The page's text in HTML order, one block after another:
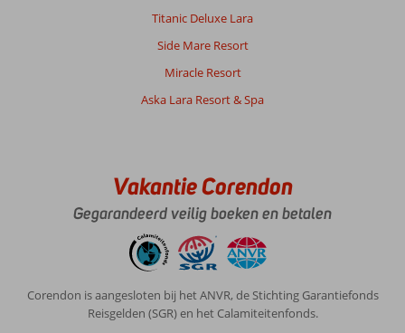
Titanic Deluxe Lara
Side Mare Resort
Miracle Resort
Aska Lara Resort & Spa
Vakantie Corendon
Gegarandeerd veilig boeken en betalen
Corendon is aangesloten bij het ANVR, de Stichting Garantiefonds
Reisgelden (SGR) en het Calamiteitenfonds.